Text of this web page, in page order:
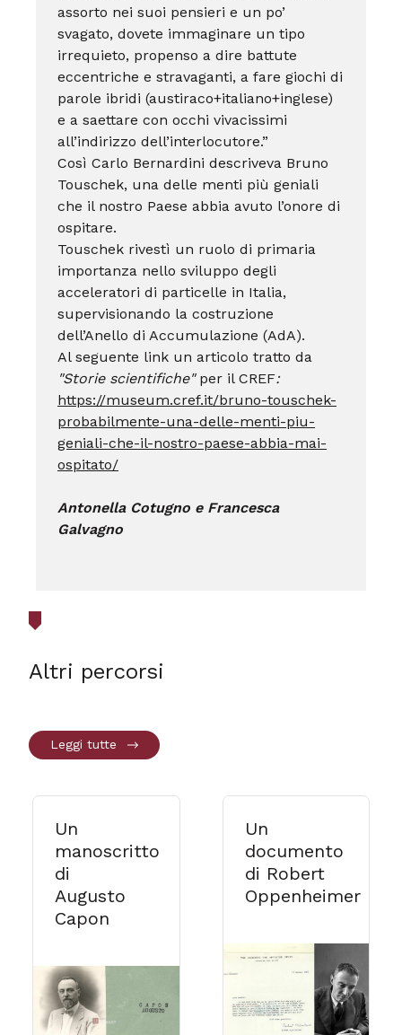
assorto nei suoi pensieri e un po’
svagato, dovete immaginare un tipo
irrequieto, propenso a dire battute
eccentriche e stravaganti, a fare giochi di
parole ibridi (austiraco+italiano+inglese)
e a saettare con occhi vivacissimi
all’indirizzo dell’interlocutore.”
Così Carlo Bernardini descriveva Bruno
Touschek, una delle menti più geniali
che il nostro Paese abbia avuto l’onore di
ospitare.
Touschek rivestì un ruolo di primaria
importanza nello sviluppo degli
acceleratori di particelle in Italia,
supervisionando la costruzione
dell’Anello di Accumulazione (AdA).
Al seguente link un articolo tratto da
"Storie scientifiche" per il CREF:
https://museum.cref.it/bruno-touschek-
probabilmente-una-delle-menti-piu-
geniali-che-il-nostro-paese-abbia-mai-
ospitato/
Antonella Cotugno e Francesca
Galvagno
Altri percorsi
Leggi tutte
Un
manoscritto
di
Augusto
Capon
Un
documento
di Robert
Oppenheimer